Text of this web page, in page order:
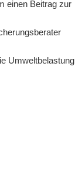
einen Beitrag zur
Umweltbelastung